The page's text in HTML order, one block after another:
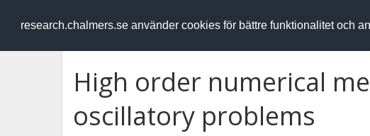
research.chalmers.se använder cookies för bättre funktionalitet och
RESEARCH.chalmers.se
High order numerical
oscillatory problems